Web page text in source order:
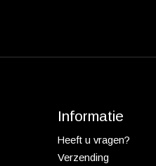
Informatie
Heeft u vragen?
Verzending